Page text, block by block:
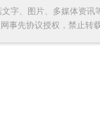
字、图片、多媒体资
事先协议授权，禁止转